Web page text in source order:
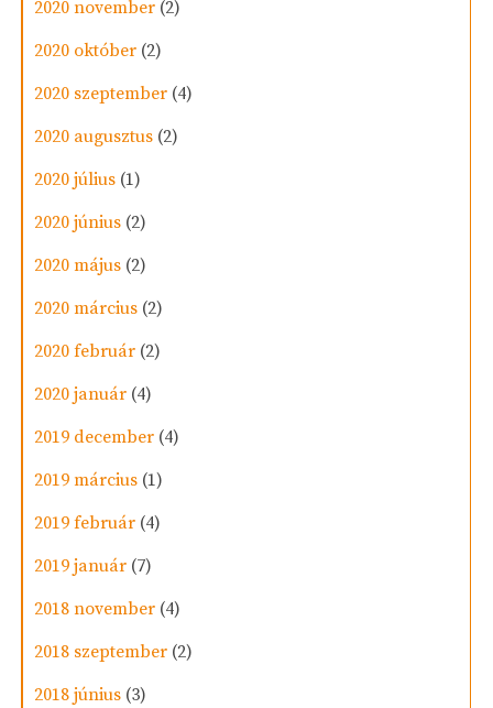
2020 november (2)
2020 október (2)
2020 szeptember (4)
2020 augusztus (2)
2020 július (1)
2020 június (2)
2020 május (2)
2020 március (2)
2020 február (2)
2020 január (4)
2019 december (4)
2019 március (1)
2019 február (4)
2019 január (7)
2018 november (4)
2018 szeptember (2)
2018 június (3)